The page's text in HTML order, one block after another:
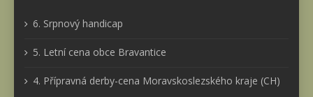
6. Srpnový handicap
5. Letní cena obce Bravantice
4. Přípravná derby-cena Moravskoslezského kraje (CH)